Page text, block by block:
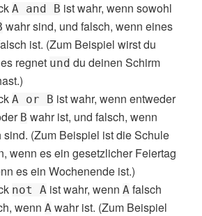
A and B ist wahr, wenn sowohl
wahr sind, und falsch, wenn eines
ist. (Zum Beispiel wirst du
regnet und du deinen Schirm
A or B ist wahr, wenn entweder
B wahr ist, und falsch, wenn
sind. (Zum Beispiel ist die Schule
wenn es ein gesetzlicher Feiertag
es ein Wochenende ist.)
not A ist wahr, wennA falsch
wennA wahr ist. (Zum Beispiel